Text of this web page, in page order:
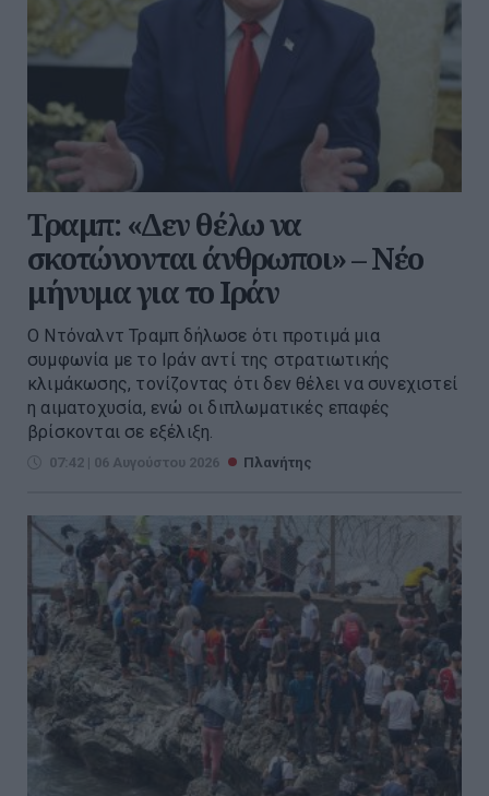
Τραμπ: «Δεν θέλω να
σκοτώνονται άνθρωποι» – Νέο
μήνυμα για το Ιράν
Ο Ντόναλντ Τραμπ δήλωσε ότι προτιμά μια
συμφωνία με το Ιράν αντί της στρατιωτικής
κλιμάκωσης, τονίζοντας ότι δεν θέλει να συνεχιστεί
η αιματοχυσία, ενώ οι διπλωματικές επαφές
βρίσκονται σε εξέλιξη.
07:42 | 06 Αυγούστου 2026 Πλανήτης